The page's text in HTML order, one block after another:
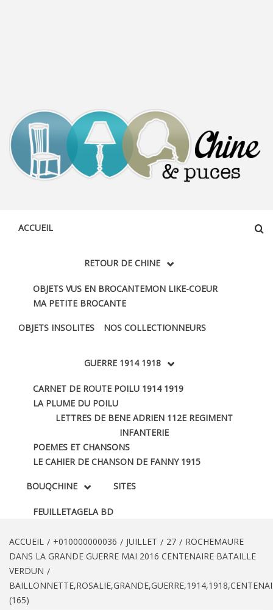
ACCUEIL
RETOUR DE CHINE
OBJETS VUS EN BROCANTEMON LIKE-COEUR
MA PETITE BROCANTE
OBJETS INSOLITES NOS COLLECTIONNEURS
GUERRE 1914 1918
CARNET DE ROUTE POILU 1914 1919
LA PLUME DU POILU
LETTRES DE BENE ADRIEN 112E REGIMENT
INFANTERIE
POEMES ET CHANSONS
LE CAHIER DE CHANSON DE FANNY 1915
BOUQCHINE
FEUILLETAGELA BD
SITES
ACCUEIL +010000000036 JUILLET 27
ROCHEMAURE
DANS LA GRANDE GUERRE MAI 2016 CENTENAIRE BATAILLE
VERDUN
(165)